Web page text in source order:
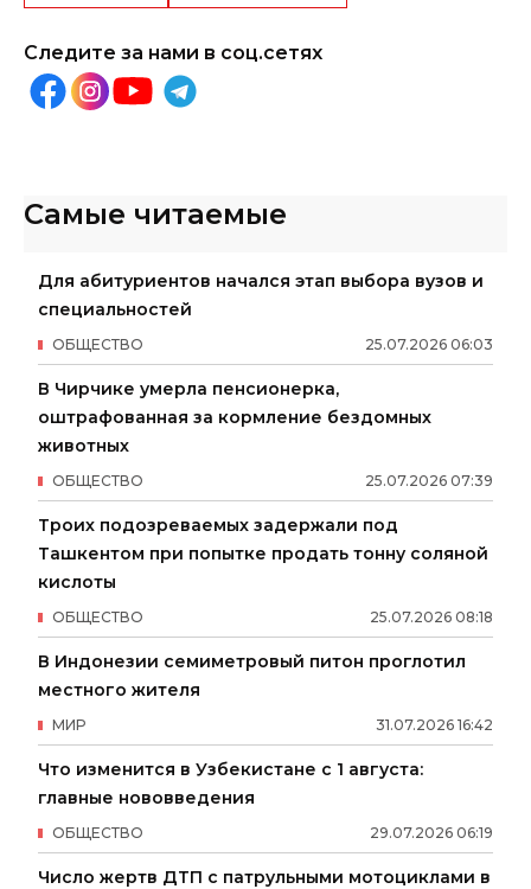
Следите за нами в соц.сетях
Самые читаемые
Для абитуриентов начался этап выбора вузов и
специальностей
25.07.2026 06:03
ОБЩЕСТВО
В Чирчике умерла пенсионерка,
оштрафованная за кормление бездомных
животных
25.07.2026 07:39
ОБЩЕСТВО
Троих подозреваемых задержали под
Ташкентом при попытке продать тонну соляной
кислоты
25.07.2026 08:18
ОБЩЕСТВО
В Индонезии семиметровый питон проглотил
местного жителя
31.07.2026 16:42
МИР
Что изменится в Узбекистане с 1 августа:
главные нововведения
29.07.2026 06:19
ОБЩЕСТВО
Число жертв ДТП с патрульными мотоциклами в